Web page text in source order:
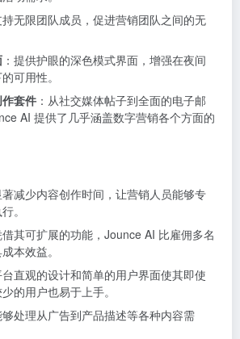
持无限团队成员，促进营销团队之间的无
：提供护眼的深色模式界面，增强在夜间
可用性。
套件 ：从社交媒体帖子到全面的电子邮
AI 提供了几乎涵盖数字营销各个方面的
著减少内容创作时间，让营销人员能够专
。
借其可扩展的功能，Jounce AI 比雇佣多名
本效益。
台直观的设计和简单的用户界面使其即使
的用户也易于上手。
够处理从广告到产品描述等各种内容需